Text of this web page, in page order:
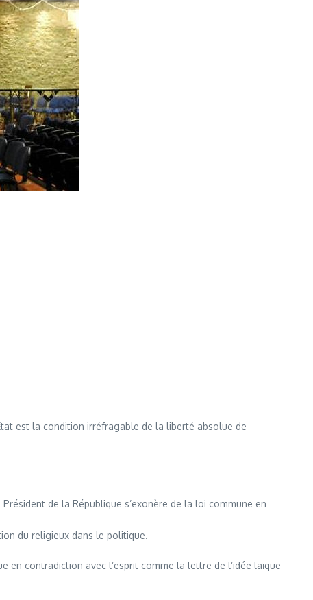
est la condition irréfragable de la liberté absolue de
de la République s’exonère de la loi commune en
du religieux dans le politique.
en contradiction avec l’esprit comme la lettre de l’idée laïque